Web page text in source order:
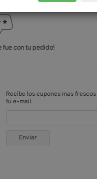
fue con tu pedido!
Recibe los cupones mas frescos
tu e-mail.
Enviar